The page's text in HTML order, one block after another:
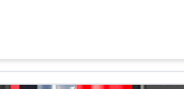
в микробиологии, где его применяют
эфирных масел. Химические
98% образца, °C не выше 75 * остаток
* Массовая доля серы, % не более
: ООО Нефтьтехстрой . * конт.